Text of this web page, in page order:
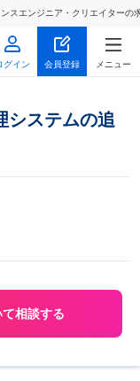
スエンジニア・クリエイターの
グイン 会員登録 メニュー
システムの追
相談する